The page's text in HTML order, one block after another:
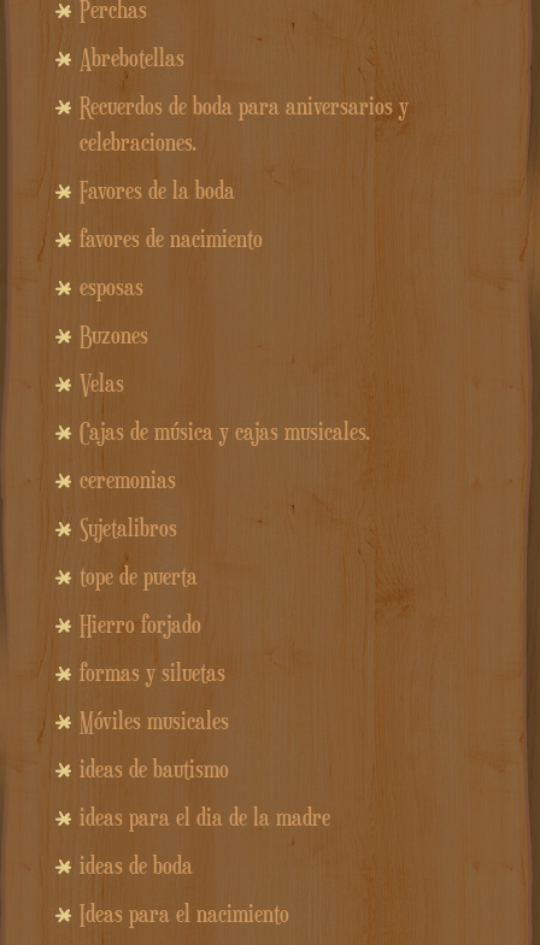
Perchas
Abrebotellas
Recuerdos de boda para aniversarios y
celebraciones.
Favores de la boda
favores de nacimiento
esposas
Buzones
Velas
Cajas de música y cajas musicales.
ceremonias
Sujetalibros
tope de puerta
Hierro forjado
formas y siluetas
Móviles musicales
ideas de bautismo
ideas para el dia de la madre
ideas de boda
Ideas para el nacimiento